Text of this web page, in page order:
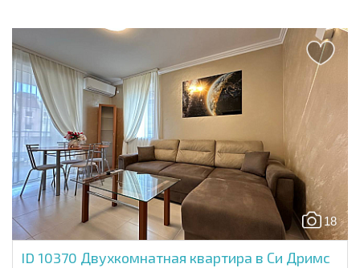
18
ID 10370 Двухкомнатная квартира в Си Дримс